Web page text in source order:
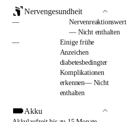
Nervengesundheit
—
Nervenreaktionswert
— Nicht enthalten
—
Einige frühe
Anzeichen
diabetesbedingter
Komplikationen
erkennen— Nicht
enthalten
Akku